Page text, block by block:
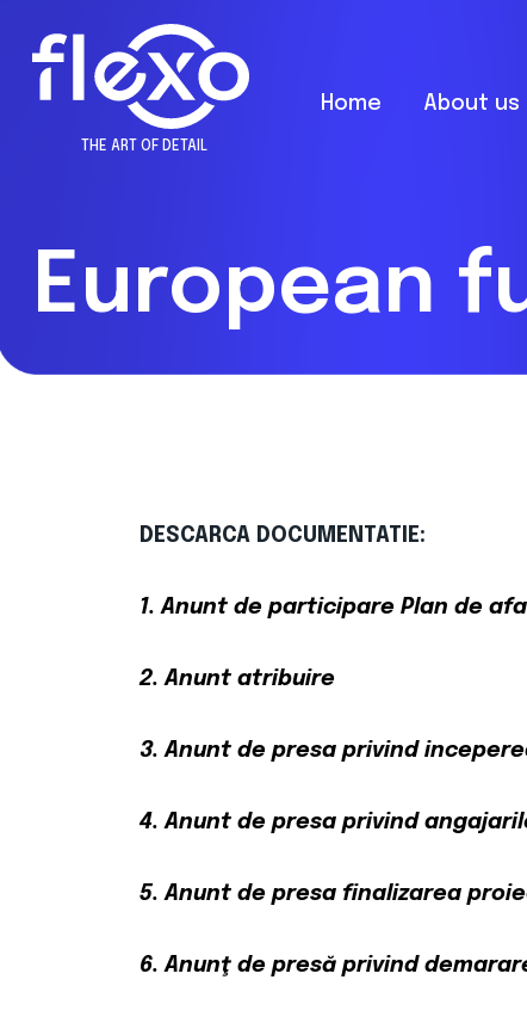
THE ART OF DETAIL
Home About us
European
DESCARCA DOCUMENTATIE:
1. Anunt de participare Plan de
2. Anunt atribuire
3. Anunt de presa privind
4. Anunt de presa privind
5. Anunt de presa finalizarea
6. Anunţ de presă privind